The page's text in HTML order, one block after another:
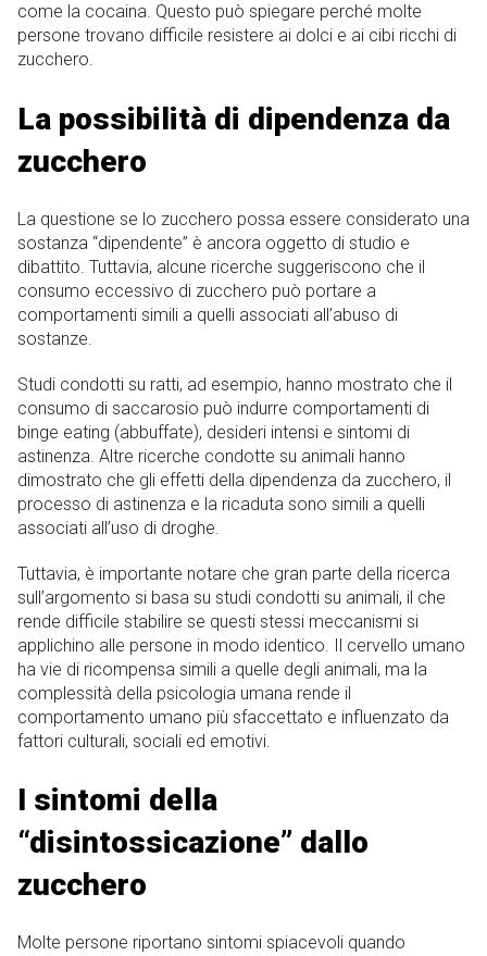
come la cocaina. Questo può spiegare perché molte
persone trovano difficile resistere ai dolci e ai cibi ricchi di
zucchero.
La possibilità di dipendenza da
zucchero
La questione se lo zucchero possa essere considerato una
sostanza “dipendente” è ancora oggetto di studio e
dibattito. Tuttavia, alcune ricerche suggeriscono che il
consumo eccessivo di zucchero può portare a
comportamenti simili a quelli associati all’abuso di
sostanze.
Studi condotti su ratti, ad esempio, hanno mostrato che il
consumo di saccarosio può indurre comportamenti di
binge eating (abbuffate), desideri intensi e sintomi di
astinenza. Altre ricerche condotte su animali hanno
dimostrato che gli effetti della dipendenza da zucchero, il
processo di astinenza e la ricaduta sono simili a quelli
associati all’uso di droghe.
Tuttavia, è importante notare che gran parte della ricerca
sull’argomento si basa su studi condotti su animali, il che
rende difficile stabilire se questi stessi meccanismi si
applichino alle persone in modo identico. Il cervello umano
ha vie di ricompensa simili a quelle degli animali, ma la
complessità della psicologia umana rende il
comportamento umano più sfaccettato e influenzato da
fattori culturali, sociali ed emotivi.
I sintomi della
“disintossicazione” dallo
zucchero
Molte persone riportano sintomi spiacevoli quando